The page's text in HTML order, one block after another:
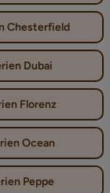
Chesterfield
Dubai
Florenz
Ocean
Peppe